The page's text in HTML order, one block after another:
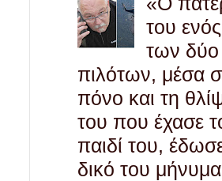
του
των δύο
πιλότων, μέσα
πόνο και τη
του που έχασε
παιδί του,
δικό του μήνυμα